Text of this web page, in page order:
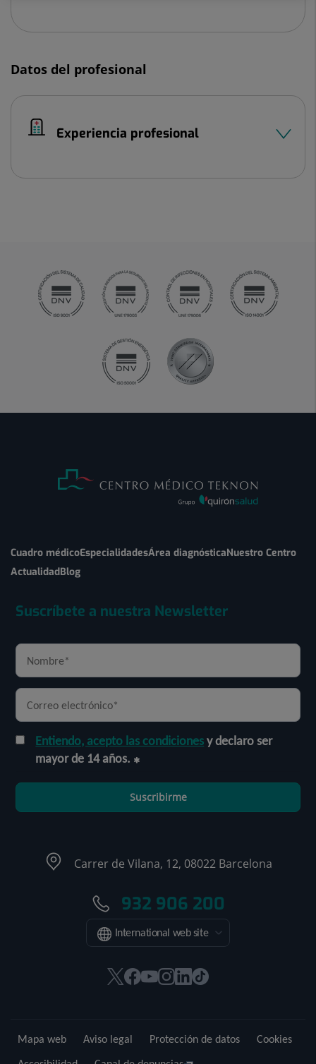
Datos del profesional
Experiencia profesional
Cuadro médicoEspecialidadesÁrea diagnósticaNuestro Centro
ActualidadBlog
Suscríbete a nuestra Newsletter
Entiendo, acepto las condicionesy declaro ser
mayor de 14 años.
Suscribirme
Carrer de Vilana, 12, 08022 Barcelona
932 906 200
International web site
Este
en
Este
en
Este
en
Este
en
Este
en
Enlace
externa.
Mapa web Aviso legal Protección de datos
Cookies